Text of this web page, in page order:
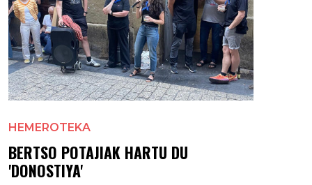
HEMEROTEKA
BERTSO POTAJIAK HARTU DU
'DONOSTIYA'